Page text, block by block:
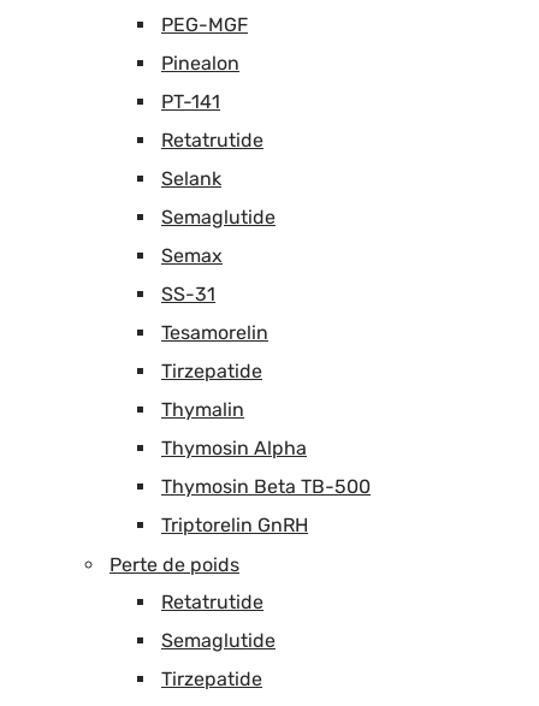
PEG-MGF
Pinealon
PT-141
Retatrutide
Selank
Semaglutide
Semax
SS-31
Tesamorelin
Tirzepatide
Thymalin
Thymosin Alpha
Thymosin Beta TB-500
Triptorelin GnRH
Perte de poids
Retatrutide
Semaglutide
Tirzepatide